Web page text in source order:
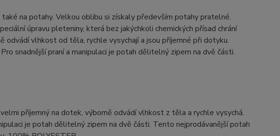
na potahy. Velkou oblibu si získaly především potahy pratelné.
úpravu pleteniny, která bez jakýchkoli chemických přísad chrání
odvádí vlhkost od těla, rychle vysychají a jsou příjemné při dotyku.
snadnější praní a manipulaci je potah dělitelný zipem na dvě části.
příjemný na dotek, výborně odvádí vlhkost z těla a rychle vysychá.
je potah dělitelný zipem na dvě části. Tento nejprodávanější potah